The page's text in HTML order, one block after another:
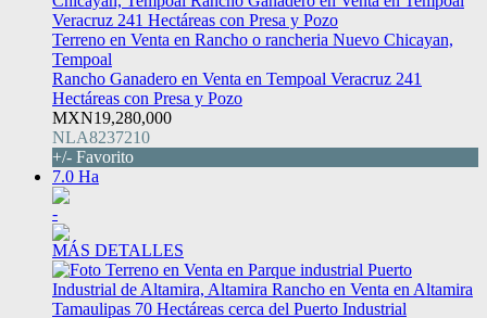
Terreno en Venta en Rancho o rancheria Nuevo Chicayan,
Tempoal
Rancho Ganadero en Venta en Tempoal Veracruz 241
Hectáreas con Presa y Pozo
MXN19,280,000
NLA8237210
+/- Favorito
7.0 Ha
-
MÁS DETALLES